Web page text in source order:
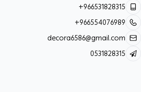
+966531828315
+966554076989
decora6586@gmail.com
0531828315